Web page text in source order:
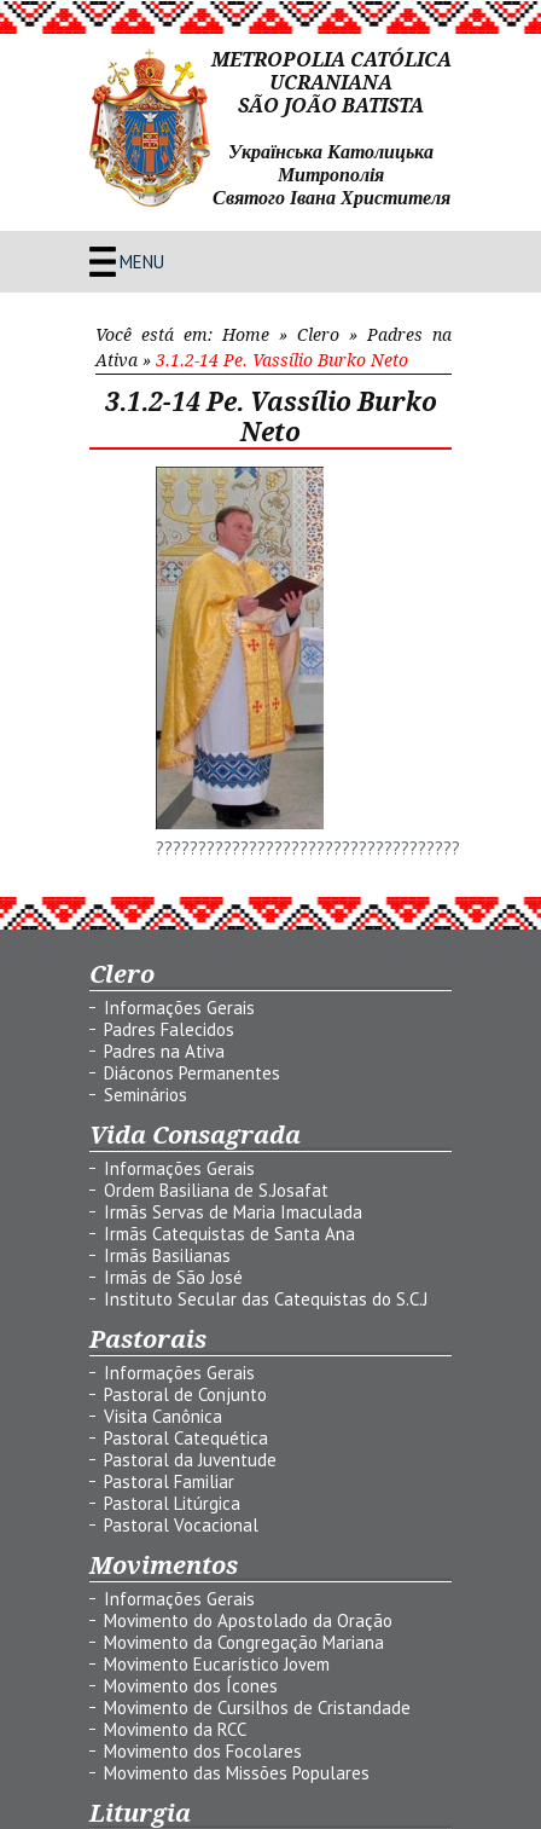
METROPOLIA CATÓLICA
UCRANIANA
SÃO JOÃO BATISTA
Українська Католицька
Митрополія
Святого Івана Христителя
MENU
Você está em: Home » Clero » Padres na
Ativa » 3.1.2-14 Pe. Vassílio Burko Neto
3.1.2-14 Pe. Vassílio Burko
Neto
????????????????????????????????????
Clero
Informações Gerais
Padres Falecidos
Padres na Ativa
Diáconos Permanentes
Seminários
Vida Consagrada
Informações Gerais
Ordem Basiliana de S.Josafat
Irmãs Servas de Maria Imaculada
Irmãs Catequistas de Santa Ana
Irmãs Basilianas
Irmãs de São José
Instituto Secular das Catequistas do S.C.J
Pastorais
Informações Gerais
Pastoral de Conjunto
Visita Canônica
Pastoral Catequética
Pastoral da Juventude
Pastoral Familiar
Pastoral Litúrgica
Pastoral Vocacional
Movimentos
Informações Gerais
Movimento do Apostolado da Oração
Movimento da Congregação Mariana
Movimento Eucarístico Jovem
Movimento dos Ícones
Movimento de Cursilhos de Cristandade
Movimento da RCC
Movimento dos Focolares
Movimento das Missões Populares
Liturgia